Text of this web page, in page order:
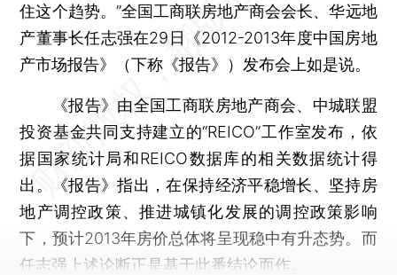
住这个趋势。”全国工商联房地产商会会长、华远地
产董事长任志强在29日《2012-2013年度中国房地
产市场报告》（下称《报告》）发布会上如是说。
《报告》由全国工商联房地产商会、中城联盟
投资基金共同支持建立的“REICO”工作室发布，依
据国家统计局和REICO数据库的相关数据统计得
出。《报告》指出，在保持经济平稳增长、坚持房
地产调控政策、推进城镇化发展的调控政策影响
下，预计2013年房价总体将呈现稳中有升态势。而
任志强上述论断正是基于此番结论而作。